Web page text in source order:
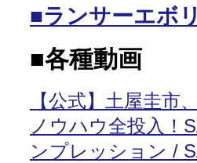
■ランサーエボ
■各種動画
【公式】土屋圭市
ノウハウ全投入！
ンプレッション /